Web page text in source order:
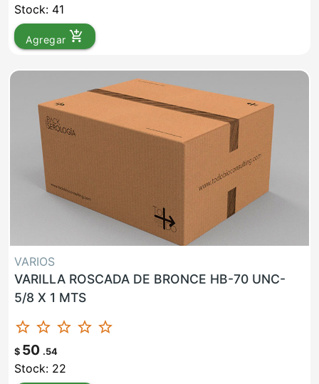
Stock: 41
Agregar add_shopping_cart
VARIOS
VARILLA ROSCADA DE BRONCE HB-70 UNC-
5/8 X 1 MTS
star_border star_border star_border star_border star_border
$ 50 .54
Stock: 22